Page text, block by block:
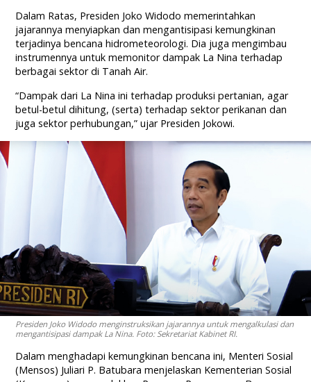
Dalam Ratas, Presiden Joko Widodo memerintahkan
jajarannya menyiapkan dan mengantisipasi kemungkinan
terjadinya bencana hidrometeorologi. Dia juga mengimbau
instrumennya untuk memonitor dampak La Nina terhadap
berbagai sektor di Tanah Air.
“Dampak dari La Nina ini terhadap produksi pertanian, agar
betul-betul dihitung, (serta) terhadap sektor perikanan dan
juga sektor perhubungan,” ujar Presiden Jokowi.
Presiden Joko Widodo menginstruksikan jajarannya untuk mengalkulasi dan
mengantisipasi dampak La Nina. Foto: Sekretariat Kabinet RI.
Dalam menghadapi kemungkinan bencana ini, Menteri Sosial
(Mensos) Juliari P. Batubara menjelaskan Kementerian Sosial